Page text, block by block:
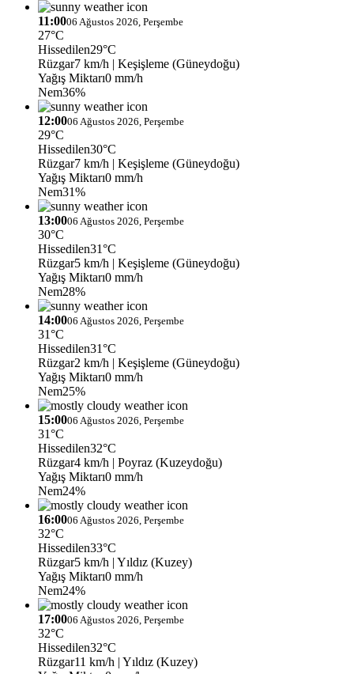
11:0006 Ağustos 2026, Perşembe
27°C
Hissedilen29°C
Rüzgar7 km/h | Keşişleme (Güneydoğu)
Yağış Miktarı0 mm/h
Nem36%
12:0006 Ağustos 2026, Perşembe
29°C
Hissedilen30°C
Rüzgar7 km/h | Keşişleme (Güneydoğu)
Yağış Miktarı0 mm/h
Nem31%
13:0006 Ağustos 2026, Perşembe
30°C
Hissedilen31°C
Rüzgar5 km/h | Keşişleme (Güneydoğu)
Yağış Miktarı0 mm/h
Nem28%
14:0006 Ağustos 2026, Perşembe
31°C
Hissedilen31°C
Rüzgar2 km/h | Keşişleme (Güneydoğu)
Yağış Miktarı0 mm/h
Nem25%
15:0006 Ağustos 2026, Perşembe
31°C
Hissedilen32°C
Rüzgar4 km/h | Poyraz (Kuzeydoğu)
Yağış Miktarı0 mm/h
Nem24%
16:0006 Ağustos 2026, Perşembe
32°C
Hissedilen33°C
Rüzgar5 km/h | Yıldız (Kuzey)
Yağış Miktarı0 mm/h
Nem24%
17:0006 Ağustos 2026, Perşembe
32°C
Hissedilen32°C
Rüzgar11 km/h | Yıldız (Kuzey)